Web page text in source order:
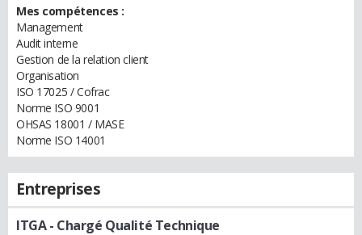
Mes compétences :
Management
Audit interne
Gestion de la relation client
Organisation
ISO 17025 / Cofrac
Norme ISO 9001
OHSAS 18001 / MASE
Norme ISO 14001
Entreprises
ITGA- Chargé Qualité Technique